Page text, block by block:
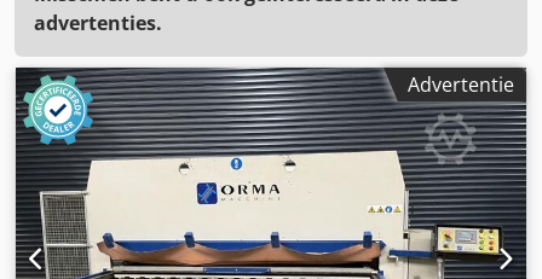
advertenties.
Advertentie